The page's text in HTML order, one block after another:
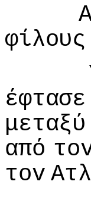
φίλoυς
έφτασε
μεταξύ
από
τov